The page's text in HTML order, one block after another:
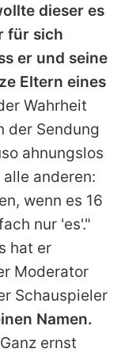
dieser es
für sich
er und seine
Eltern eines
Wahrheit
der Sendung
ahnungslos
anderen:
wenn es 16
nur 'es'."
hat er
Moderator
Schauspieler
Namen.
Ganz ernst